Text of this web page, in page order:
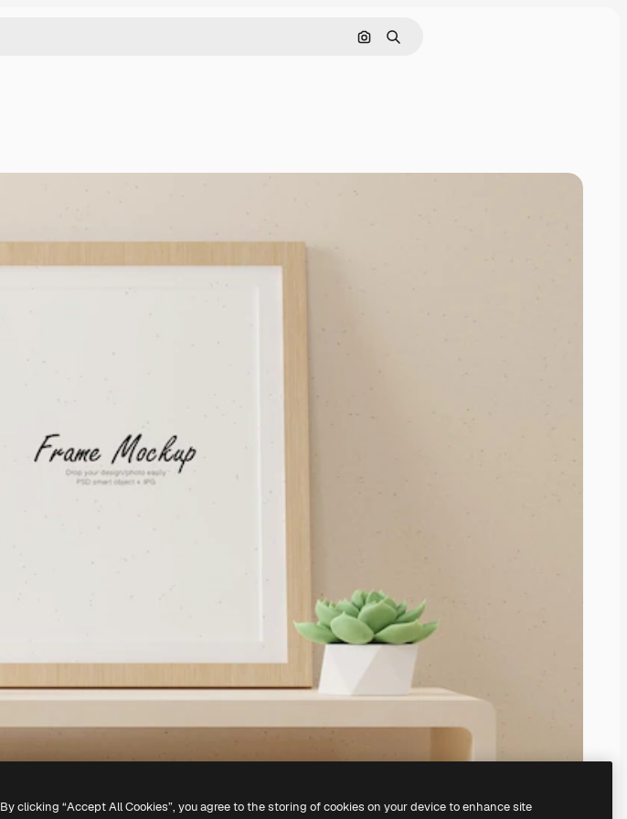
Cerca per immagine
Ricerca
By clicking “Accept All Cookies”, you agree to the storing of cookies on your device to enhance site